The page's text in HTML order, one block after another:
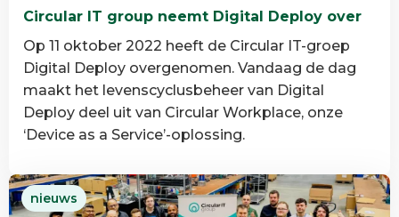
Circular IT group neemt Digital Deploy over
Op 11 oktober 2022 heeft de Circular IT-groep
Digital Deploy overgenomen. Vandaag de dag
maakt het levenscyclusbeheer van Digital
Deploy deel uit van Circular Workplace, onze
‘Device as a Service’-oplossing.
Lees
meernieuws